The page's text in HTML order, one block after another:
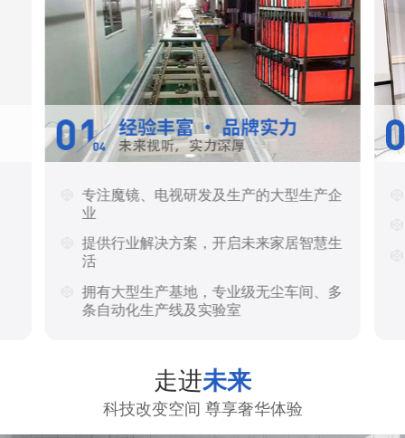
专注魔镜、电视研发及生产的大型生产企
业
提供行业解决方案，开启未来家居智慧生
活
拥有大型生产基地，专业级无尘车间、多
条自动化生产线及实验室
走进未来
科技改变空间 尊享奢华体验